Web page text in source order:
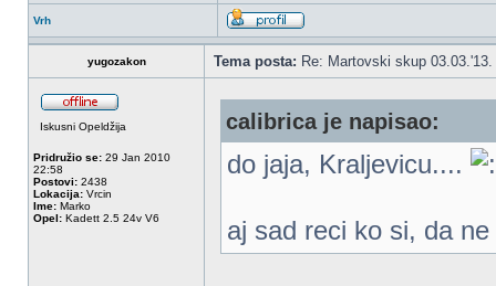
Vrh
yugozakon Tema posta: Re: Martovski skup 03.03.'13.
Iskusni Opeldžija
Pridružio se: 29 Jan 2010
22:58
Postovi: 2438
Lokacija: Vrcin
Ime: Marko
Opel: Kadett 2.5 24v V6
calibrica je napisao:
do jaja, Kraljevicu....
aj sad reci ko si, da